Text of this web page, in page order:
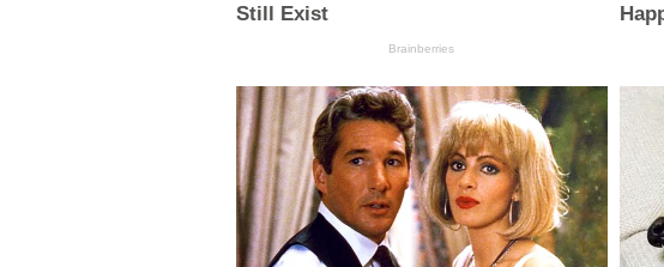
Still Exist
Brainberries